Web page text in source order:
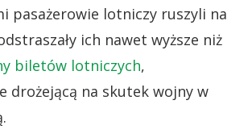
pasażerowie lotniczy ruszyli na
ich nawet wyższe niż
biletów lotniczych,
drożejącą na skutek wojny w